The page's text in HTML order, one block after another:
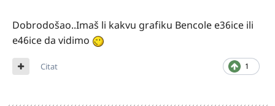
Dobrodošao..Imaš li kakvu grafiku Bencole e36ice ili
e46ice da vidimo
1
Citat